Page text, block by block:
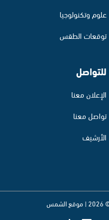
علوم وتكنولوجيا
توقعات الطقس
للتواصل
الإعلان معنا
تواصل معنا
الأرشيف